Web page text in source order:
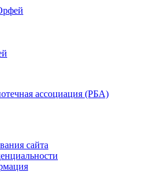
ассоциация (РБА)
сайта